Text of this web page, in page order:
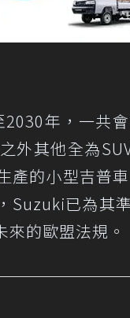
年，一共
外其他全為
的小型吉普
已為其
的歐盟法規。